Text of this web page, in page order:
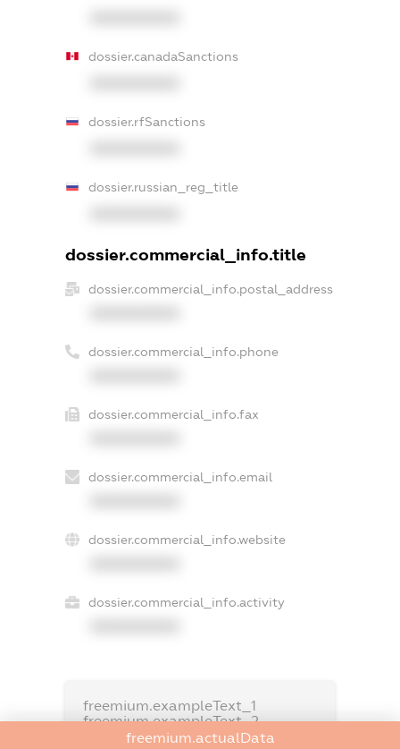
dossier.canadaSanctions
dossier.rfSanctions
dossier.russian_reg_title
dossier.commercial_info.title
dossier.commercial_info.postal_address
dossier.commercial_info.phone
dossier.commercial_info.fax
dossier.commercial_info.email
dossier.commercial_info.website
dossier.commercial_info.activity
freemium.exampleText_1
freemium.exampleText_2
freemium.anonymousPerSearch2
freemium.actualData